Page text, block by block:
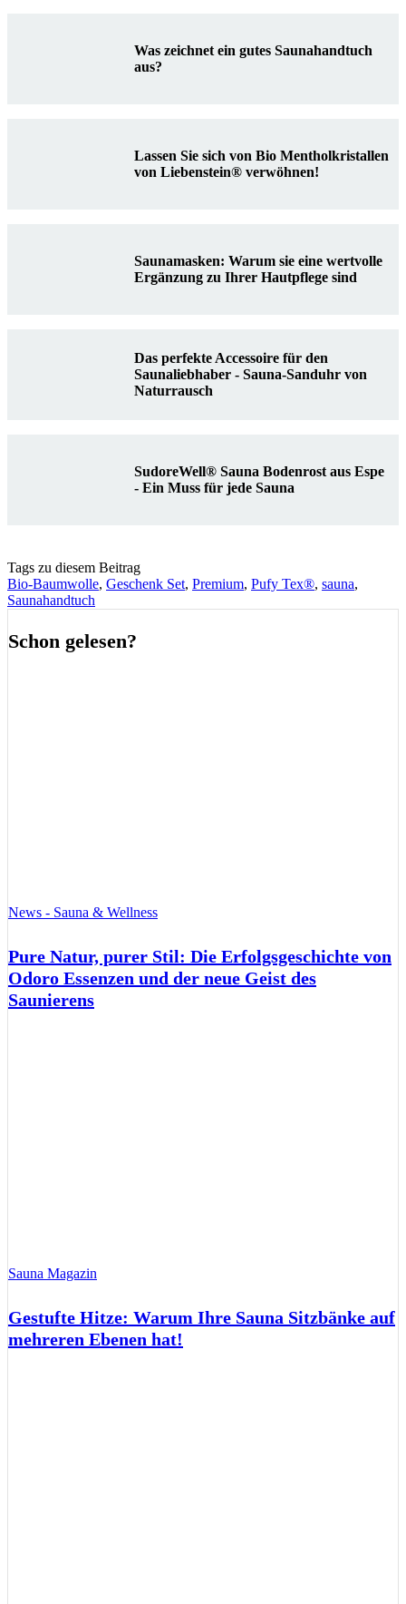
Was zeichnet ein gutes Saunahandtuch
aus?
Lassen Sie sich von Bio Mentholkristallen
von Liebenstein® verwöhnen!
Saunamasken: Warum sie eine wertvolle
Ergänzung zu Ihrer Hautpflege sind
Das perfekte Accessoire für den
Saunaliebhaber - Sauna-Sanduhr von
Naturrausch
SudoreWell® Sauna Bodenrost aus Espe
- Ein Muss für jede Sauna
Tags zu diesem Beitrag
Bio-Baumwolle, Geschenk Set, Premium, Pufy Tex®, sauna,
Saunahandtuch
Schon gelesen?
News - Sauna & Wellness
Pure Natur, purer Stil: Die Erfolgsgeschichte von
Odoro Essenzen und der neue Geist des
Saunierens
Sauna Magazin
Gestufte Hitze: Warum Ihre Sauna Sitzbänke auf
mehreren Ebenen hat!